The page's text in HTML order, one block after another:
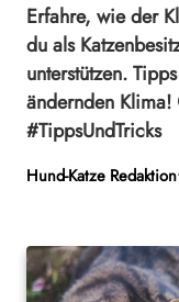
Erfahre, wie der
du als
unterstützen.
ändernden
#TippsUndTricks
Hund-Katze Redaktion